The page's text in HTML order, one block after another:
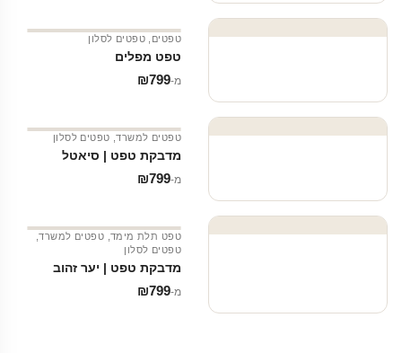
טפטים טפטים לסלון
טפט מפלים
מ‑ ₪799
טפטים למשרד, טפטים לסלון
מדבקת טפט | סיאטל
מ‑ ₪799
טפט תלת מימד טפטים למשרד,
טפטים לסלון
מדבקת טפט | יער זהוב
מ‑ ₪799